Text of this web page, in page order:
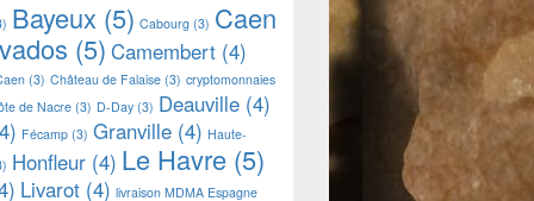
Bayeux (5) Cabourg (3) Caen
(5) Camembert (4)
(3) Château de Falaise (3) cryptomonnaies
de Nacre(3) D-Day (3) Deauville (4)
Fécamp (3) Granville (4) Haute-
Honfleur (4) Le Havre (5)
Livarot (4) livraison MDMA Espagne